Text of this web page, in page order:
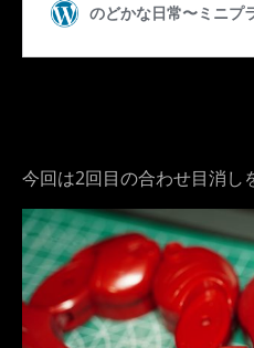
今回は2回目の合わせ目消し